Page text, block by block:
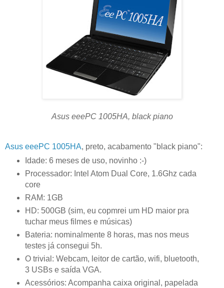
Asus eeePC 1005HA, black piano
Asus eeePC 1005HA, preto, acabamento "black piano":
Idade: 6 meses de uso, novinho :-)
Processador: Intel Atom Dual Core, 1.6Ghz cada
core
RAM: 1GB
HD: 500GB (sim, eu copmrei um HD maior pra
tuchar meus filmes e músicas)
Bateria: nominalmente 8 horas, mas nos meus
testes já consegui 5h.
O trivial: Webcam, leitor de cartão, wifi, bluetooth,
3 USBs e saída VGA.
Acessórios: Acompanha caixa original, papelada